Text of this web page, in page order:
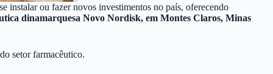
instalar ou fazer novos investimentos no país, oferecendo
dinamarquesa Novo Nordisk, em Montes Claros, Minas
setor farmacêutico.